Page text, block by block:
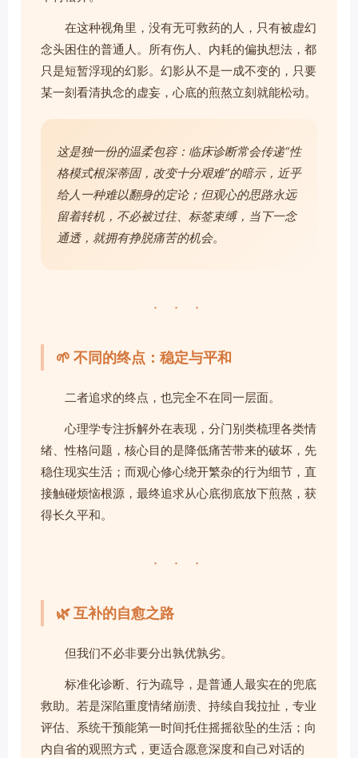
在这种视角里，没有无可救药的人，只有被虚幻
念头困住的普通人。所有伤人、内耗的偏执想法，都
只是短暂浮现的幻影。幻影从不是一成不变的，只要
某一刻看清执念的虚妄，心底的煎熬立刻就能松动。
这是独一份的温柔包容：临床诊断常会传递“性
格模式根深蒂固，改变十分艰难”的暗示，近乎
给人一种难以翻身的定论；但观心的思路永远
留着转机，不必被过往、标签束缚，当下一念
通透，就拥有挣脱痛苦的机会。
· · ·
🌱 不同的终点：稳定与平和
二者追求的终点，也完全不在同一层面。
心理学专注拆解外在表现，分门别类梳理各类情
绪、性格问题，核心目的是降低痛苦带来的破坏，先
稳住现实生活；而观心修心绕开繁杂的行为细节，直
接触碰烦恼根源，最终追求从心底彻底放下煎熬，获
得长久平和。
· · ·
🌿 互补的自愈之路
但我们不必非要分出孰优孰劣。
标准化诊断、行为疏导，是普通人最实在的兜底
救助。若是深陷重度情绪崩溃、持续自我拉扯，专业
评估、系统干预能第一时间托住摇摇欲坠的生活；向
内自省的观照方式，更适合愿意深度和自己对话的